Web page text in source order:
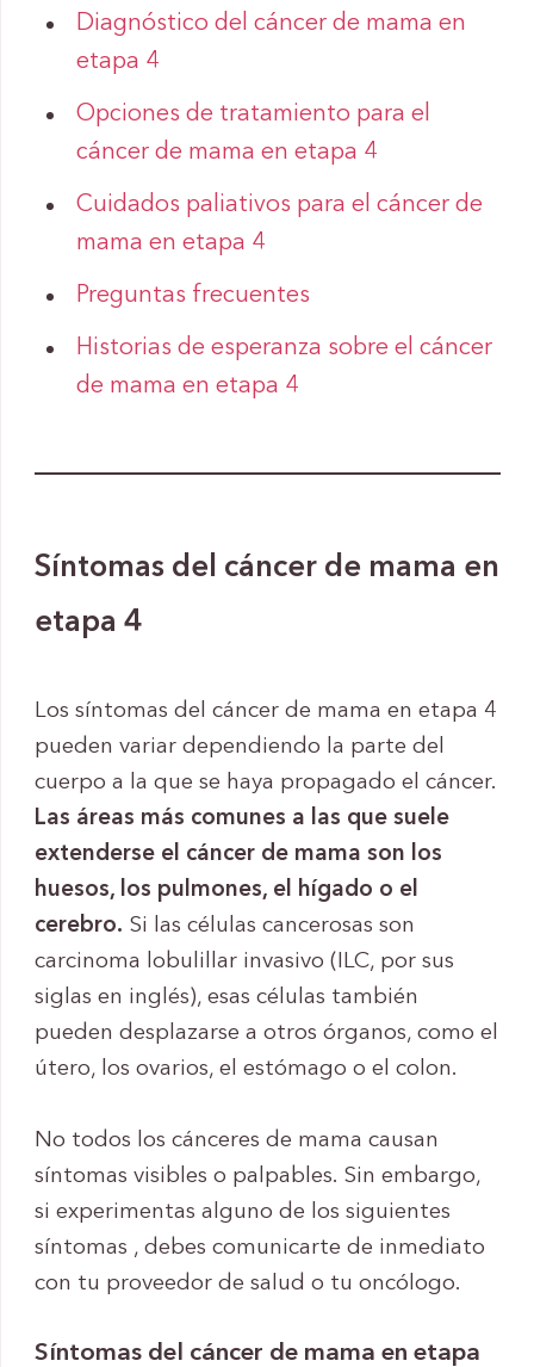
Diagnóstico del cáncer de mama en
etapa 4
Opciones de tratamiento para el
cáncer de mama en etapa 4
Cuidados paliativos para el cáncer de
mama en etapa 4
Preguntas frecuentes
Historias de esperanza sobre el cáncer
de mama en etapa 4
Síntomas del cáncer de mama en
etapa 4
Los síntomas del cáncer de mama en etapa 4
pueden variar dependiendo la parte del
cuerpo a la que se haya propagado el cáncer.
Las áreas más comunes a las que suele
extenderse el cáncer de mama son los
huesos, los pulmones, el hígado o el
cerebro. Si las células cancerosas son
carcinoma lobulillar invasivo (ILC, por sus
siglas en inglés), esas células también
pueden desplazarse a otros órganos, como el
útero, los ovarios, el estómago o el colon.
No todos los cánceres de mama causan
síntomas visibles o palpables. Sin embargo,
si experimentas alguno de los siguientes
síntomas , debes comunicarte de inmediato
con tu proveedor de salud o tu oncólogo.
Síntomas del cáncer de mama en etapa